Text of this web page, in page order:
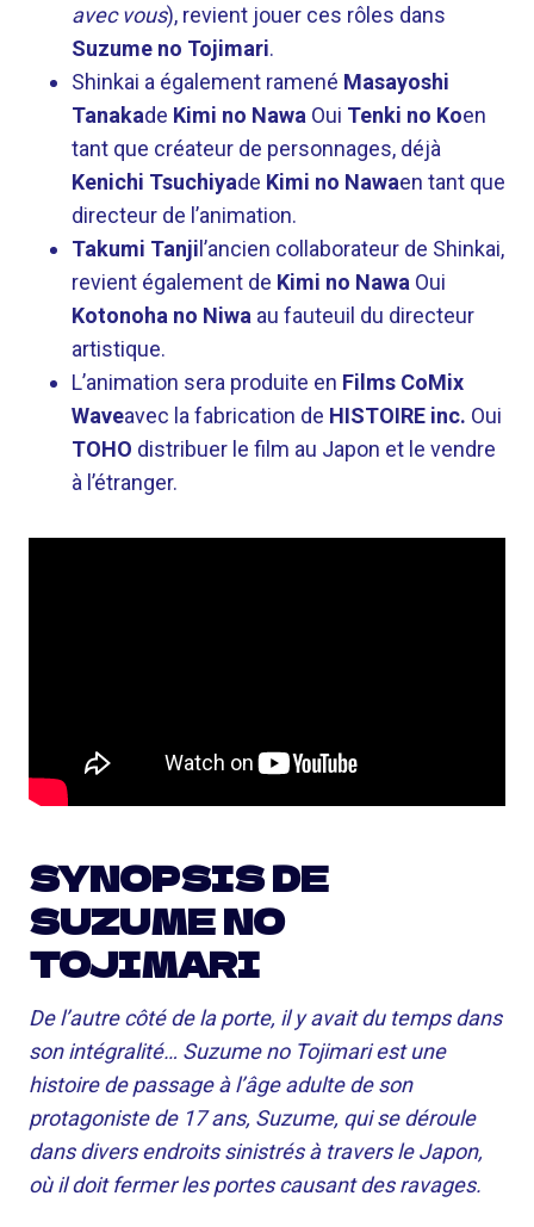
avec vous), revient jouer ces rôles dans
Suzume no Tojimari.
Shinkai a également ramené Masayoshi
Tanakade Kimi no Nawa Oui Tenki no Koen
tant que créateur de personnages, déjà
Kenichi Tsuchiyade Kimi no Nawaen tant que
directeur de l’animation.
Takumi Tanjil’ancien collaborateur de Shinkai,
revient également de Kimi no Nawa Oui
Kotonoha no Niwa au fauteuil du directeur
artistique.
L’animation sera produite en Films CoMix
Waveavec la fabrication de HISTOIRE inc. Oui
TOHO distribuer le film au Japon et le vendre
à l’étranger.
SYNOPSIS DE
SUZUME NO
TOJIMARI
De l’autre côté de la porte, il y avait du temps dans
son intégralité… Suzume no Tojimari est une
histoire de passage à l’âge adulte de son
protagoniste de 17 ans, Suzume, qui se déroule
dans divers endroits sinistrés à travers le Japon,
où il doit fermer les portes causant des ravages.